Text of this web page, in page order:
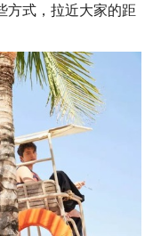
方式，拉近大家的距